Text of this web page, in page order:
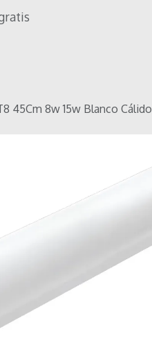
Deco
45Cm 8w 15w Blanco